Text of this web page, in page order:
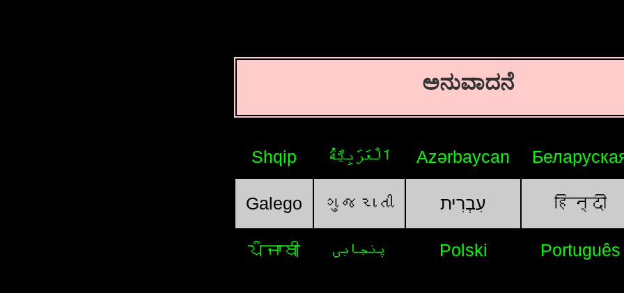
ಅನುವಾದನೆ
Shqip اَلْعَرَبِيَّةُ Azərbaycan
Galego ગુજરાતી עִבְרִית हिन्दी
ਪੰਜਾਬੀ پنجابی Polski Português